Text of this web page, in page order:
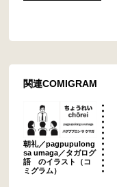
関連COMIGRAM
朝礼／pagpupulong
sa umaga／タガログ
語 のイラスト（コ
ミグラム）